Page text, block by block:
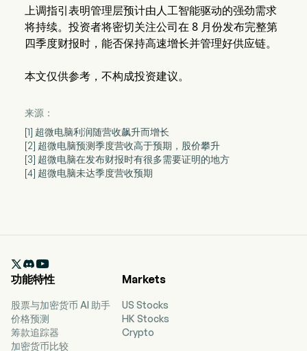
上调指引表明管理层预计由人工智能驱动的强劲需求
将持续。投资者将密切关注公司在 8 月份发布完整第
四季度财报时，能否保持高速增长并管理好供应链。
本文仅供参考，不构成投资建议。
来源：
[1] 超微电脑利润随营收飙升而增长
[2] 超微电脑预测季度营收高于预期，股价攀升
[3] 超微电脑在发布财报时有很多需要证明的地方
[4] 超微电脑未达季度营收预期

功能特性
股票与加密货币 AI 助手
价格预测
筹款追踪器
加密货币比较
Markets
US Stocks
HK Stocks
Crypto